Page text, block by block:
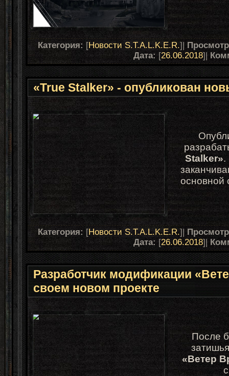
Категория: [Новости S.T.A.L.K.E.R.]|
Дата: [26.06.2018]|
«True Stalker» - опубликован
Stalker».
основной
Категория: [Новости S.T.A.L.K.E.R.]|
Дата: [26.06.2018]|
Разработчик модификации
своем новом проекте
После
«Ветер